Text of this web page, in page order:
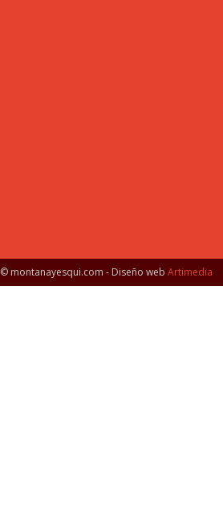
© montanayesqui.com - Diseño web Artimedia